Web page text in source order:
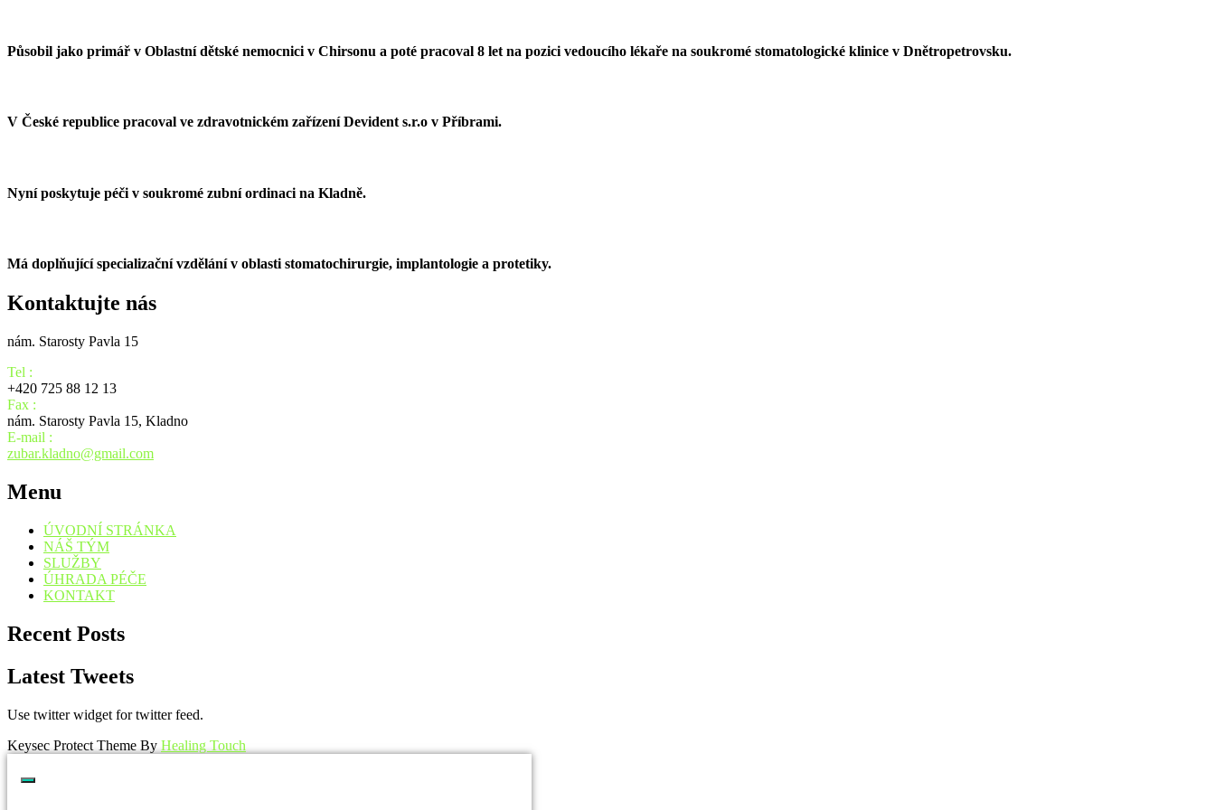
Působil jako primář v Oblastní dětské nemocnici v Chirsonu a poté pracoval 8 let na pozici vedoucího lékaře na soukromé stomatologické klinice v Dnětropetrovsku.
V České republice pracoval ve zdravotnickém zařízení Devident s.r.o v Příbrami.
Nyní poskytuje péči v soukromé zubní ordinaci na Kladně.
Má doplňující specializační vzdělání v oblasti stomatochirurgie, implantologie a protetiky.
Kontaktujte nás
nám. Starosty Pavla 15
Tel :
+420 725 88 12 13
Fax :
nám. Starosty Pavla 15, Kladno
E-mail :
zubar.kladno@gmail.com
Menu
ÚVODNÍ STRÁNKA
NÁŠ TÝM
SLUŽBY
ÚHRADA PÉČE
KONTAKT
Recent Posts
Latest Tweets
Use twitter widget for twitter feed.
Keysec Protect Theme By Healing Touch